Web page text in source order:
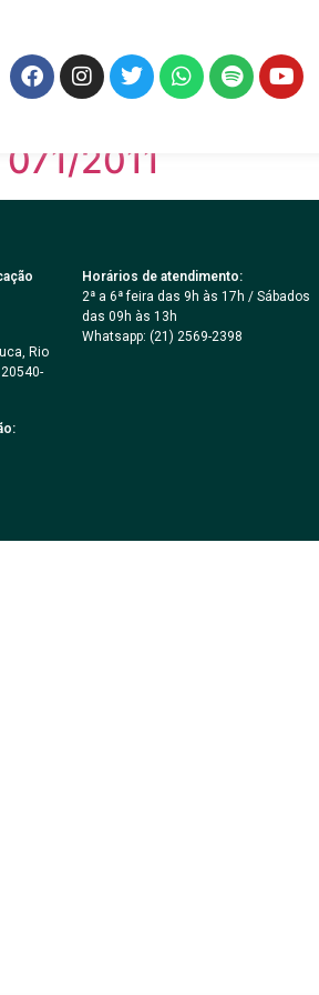
072/2011
2011
Rio
Horários de atendimento:
2ª a 6ª feira das 9h às 17h / Sábados
das 09h às 13h
Whatsapp: (21) 2569-2398